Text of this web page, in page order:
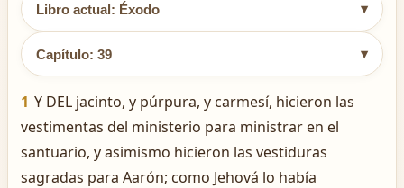
Libro actual: Éxodo ▾
Capítulo: 39 ▾
1 Y DEL jacinto, y púrpura, y carmesí, hicieron las
vestimentas del ministerio para ministrar en el
santuario, y asimismo hicieron las vestiduras
sagradas para Aarón; como Jehová lo había